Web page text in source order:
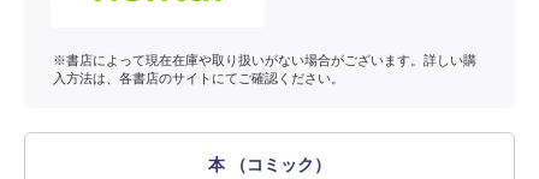
※書店によって現在在庫や取り扱いがない場合がございます。詳しい購
入方法は、各書店のサイトにてご確認ください。
本 （コミック）